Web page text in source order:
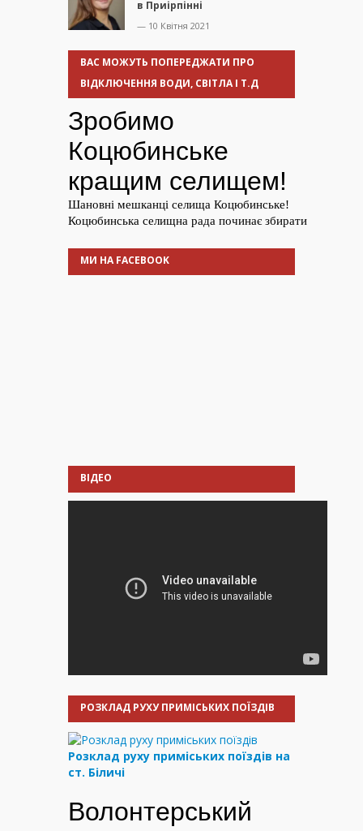
в Приірпінні
— 10 Квітня 2021
ВАС МОЖУТЬ ПОПЕРЕДЖАТИ ПРО
ВІДКЛЮЧЕННЯ ВОДИ, СВІТЛА І Т.Д
МИ НА FACEBOOK
ВІДЕО
РОЗКЛАД РУХУ ПРИМІСЬКИХ ПОЇЗДІВ
Розклад руху приміських поїздів на
ст. Біличі